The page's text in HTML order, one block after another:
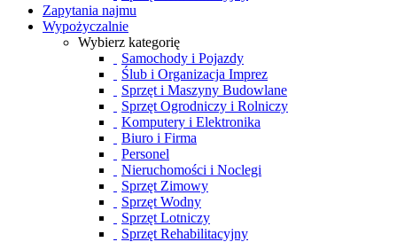
Zapytania najmu
Wypożyczalnie
Wybierz kategorię
Samochody i Pojazdy
Ślub i Organizacja Imprez
Sprzęt i Maszyny Budowlane
Sprzęt Ogrodniczy i Rolniczy
Komputery i Elektronika
Biuro i Firma
Personel
Nieruchomości i Noclegi
Sprzęt Zimowy
Sprzęt Wodny
Sprzęt Lotniczy
Sprzęt Rehabilitacyjny